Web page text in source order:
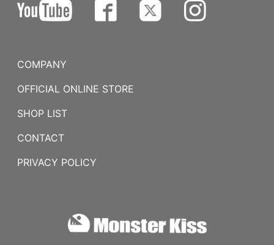
COMPANY
OFFICIAL ONLINE STORE
SHOP LIST
CONTACT
PRIVACY POLICY